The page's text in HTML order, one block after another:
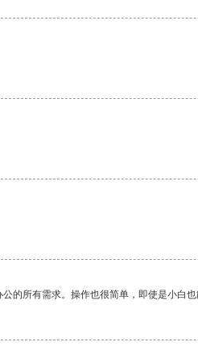
的所有需求。操作也很简单，即使是小白